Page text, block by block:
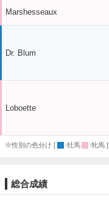
Marshesseaux
Dr. Blum
Loboette
※性別の色分け [ :牡馬 :牝馬 ]
総合成績